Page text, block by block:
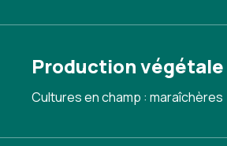
Production végétale
Cultures en champ : maraîchères